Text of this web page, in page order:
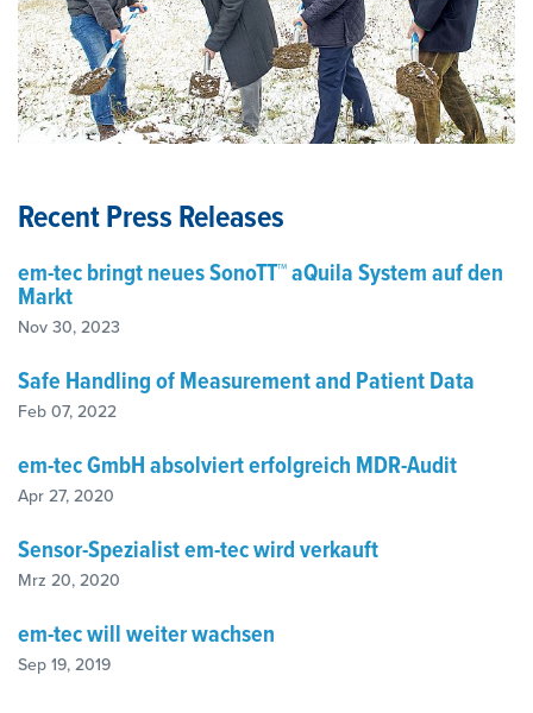
Recent Press Releases
em-tec bringt neues SonoTT™ aQuila System auf den
Markt
Nov 30, 2023
Safe Handling of Measurement and Patient Data
Feb 07, 2022
em-tec GmbH absolviert erfolgreich MDR-Audit
Apr 27, 2020
Sensor-Spezialist em-tec wird verkauft
Mrz 20, 2020
em-tec will weiter wachsen
Sep 19, 2019